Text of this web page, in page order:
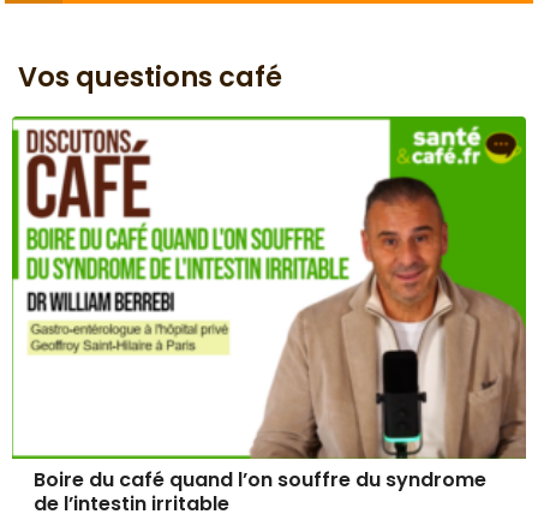
Vos questions café
Boire du café quand l’on souffre du syndrome
de l’intestin irritable